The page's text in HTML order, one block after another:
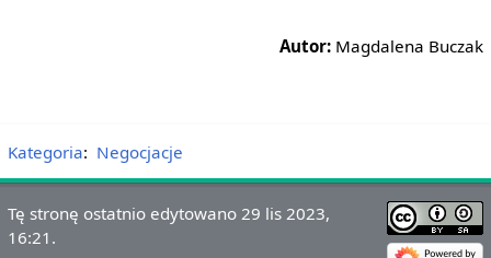
Autor: Magdalena Buczak
Kategoria: Negocjacje
Tę stronę ostatnio edytowano 29 lis 2023,
16:21.